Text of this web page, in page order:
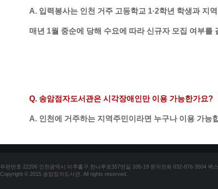
A. 입력봉사는 인천 거주 고등학교 1·2학년 학생과 지
매년 1월 중순에 당해 수요에 따라 신규자 모집 여부
Q. 송암점자도서관은 시각장애인만 이용 가능한가요?
A. 인천에 거주하는 지역주민이라면 누구나 이용 가능
우편번호 22206 인천광역시 미추홀구 한나루로357번길 105-19 문의전화 032-876-3504 팩
Copyright © 2015 송암점자도서관. All rights reserved.